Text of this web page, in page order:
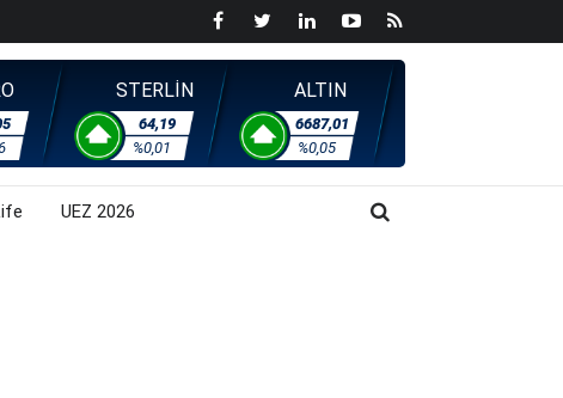
STERLİN
64,19
%0,01
ALTIN
6687,01
%0,05
UEZ 2026